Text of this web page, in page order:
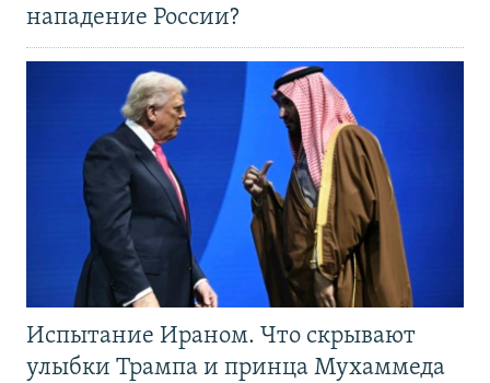
нападение России?
Испытание Ираном. Что скрывают
улыбки Трампа и принца Мухаммеда